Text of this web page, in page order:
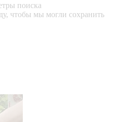
поиска
чтобы мы могли сохранить